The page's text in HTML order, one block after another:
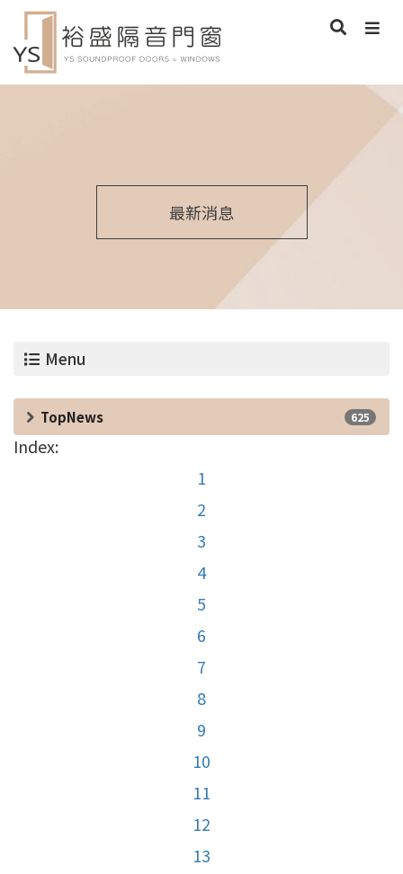
最新消息
Menu
TopNews 625
Index:
1
2
3
4
5
6
7
8
9
10
11
12
13